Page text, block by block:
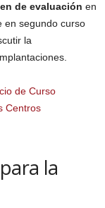
de evaluación en
en segundo curso
la
de Curso
Centros
la